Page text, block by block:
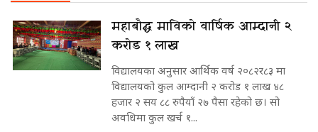
महाबौद्ध माविको वार्षिक आम्दानी २
करोड १ लाख
विद्यालयका अनुसार आर्थिक वर्ष २०८२र८३ मा
विद्यालयको कुल आम्दानी २ करोड १ लाख ४८
हजार २ सय ८८ रुपैयाँ २७ पैसा रहेको छ। सो
अवधिमा कुल खर्च १...